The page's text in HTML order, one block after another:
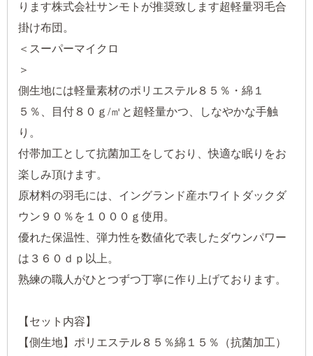
ります株式会社サンモトが推奨致します超軽量羽毛合
掛け布団。
＜スーパーマイクロ
＞
側生地には軽量素材のポリエステル８５％・綿１
５％、目付８０ｇ/㎡と超軽量かつ、しなやかな手触
り。
付帯加工として抗菌加工をしており、快適な眠りをお
楽しみ頂けます。
原材料の羽毛には、イングランド産ホワイトダックダ
ウン９０％を１０００ｇ使用。
優れた保温性、弾力性を数値化で表したダウンパワー
は３６０ｄｐ以上。
熟練の職人がひとつずつ丁寧に作り上げております。
【セット内容】
【側生地】ポリエステル８５％綿１５％（抗菌加工）